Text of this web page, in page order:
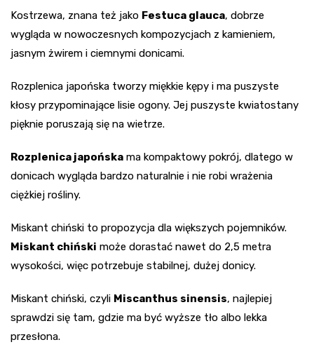
Kostrzewa, znana też jako Festuca glauca, dobrze
wygląda w nowoczesnych kompozycjach z kamieniem,
jasnym żwirem i ciemnymi donicami.
Rozplenica japońska tworzy miękkie kępy i ma puszyste
kłosy przypominające lisie ogony. Jej puszyste kwiatostany
pięknie poruszają się na wietrze.
Rozplenica japońska ma kompaktowy pokrój, dlatego w
donicach wygląda bardzo naturalnie i nie robi wrażenia
ciężkiej rośliny.
Miskant chiński to propozycja dla większych pojemników.
Miskant chiński może dorastać nawet do 2,5 metra
wysokości, więc potrzebuje stabilnej, dużej donicy.
Miskant chiński, czyli Miscanthus sinensis, najlepiej
sprawdzi się tam, gdzie ma być wyższe tło albo lekka
przesłona.